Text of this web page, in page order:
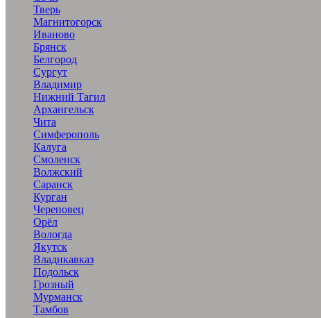
Тверь
Магнитогорск
Иваново
Брянск
Белгород
Сургут
Владимир
Нижний Тагил
Архангельск
Чита
Симферополь
Калуга
Смоленск
Волжский
Саранск
Курган
Череповец
Орёл
Вологда
Якутск
Владикавказ
Подольск
Грозный
Мурманск
Тамбов